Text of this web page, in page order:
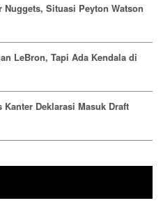
Nuggets, Situasi Peyton Watson
LeBron, Tapi Ada Kendala di
Deklarasi Masuk Draft